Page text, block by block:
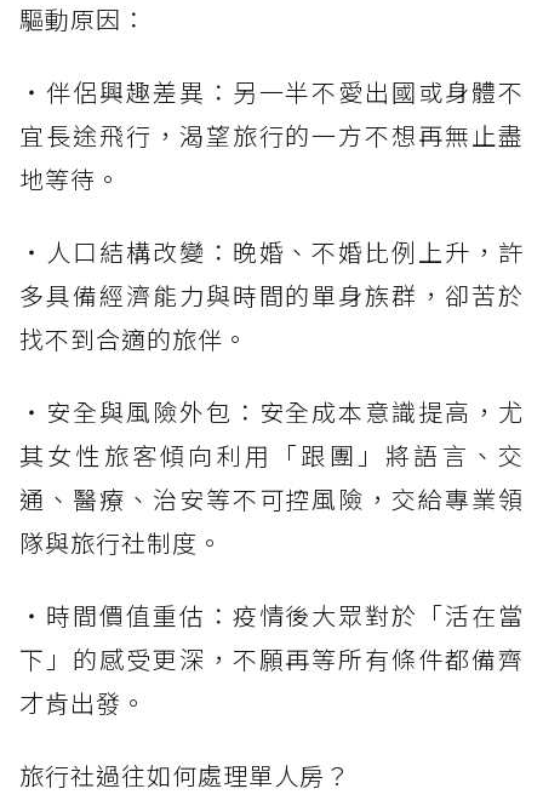
驅動原因：
・伴侶興趣差異：另一半不愛出國或身體不
宜長途飛行，渴望旅行的一方不想再無止盡
地等待。
・人口結構改變：晚婚、不婚比例上升，許
多具備經濟能力與時間的單身族群，卻苦於
找不到合適的旅伴。
・安全與風險外包：安全成本意識提高，尤
其女性旅客傾向利用「跟團」將語言、交
通、醫療、治安等不可控風險，交給專業領
隊與旅行社制度。
・時間價值重估：疫情後大眾對於「活在當
下」的感受更深，不願再等所有條件都備齊
才肯出發。
旅行社過往如何處理單人房？